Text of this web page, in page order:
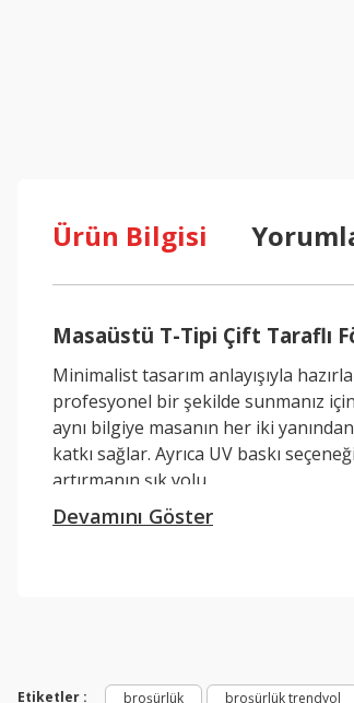
Ürün Bilgisi
Masaüstü T-Tipi Çift Taraflı
Minimalist tasarım anlayışıyla
profesyonel bir şekilde sunmanız
aynı bilgiye masanın her iki
katkı sağlar. Ayrıca UV baskı
artırmanın şık yolu.
Kolay Değiştirilebilir İçerik:
Ürün açıklamasında eksik bilgiler bulunuyor.
Etiketler : broşürlük broşürlük trendyol